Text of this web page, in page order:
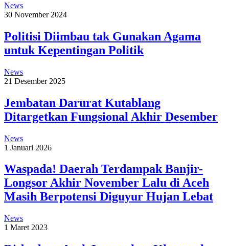
News
30 November 2024
Politisi Diimbau tak Gunakan Agama
untuk Kepentingan Politik
News
21 Desember 2025
Jembatan Darurat Kutablang
Ditargetkan Fungsional Akhir Desember
News
1 Januari 2026
Waspada! Daerah Terdampak Banjir-
Longsor Akhir November Lalu di Aceh
Masih Berpotensi Diguyur Hujan Lebat
News
1 Maret 2023